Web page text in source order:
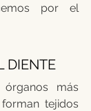
por el
DIENTE
más
tejidos